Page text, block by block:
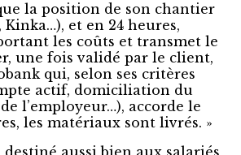
la position de son chantier
Kinka…), et en 24 heures,
les coûts et transmet le
une fois validé par le client,
qui, selon ses critères
actif, domiciliation du
l’employeur…), accorde le
les matériaux sont livrés. »
aussi bien aux salariés